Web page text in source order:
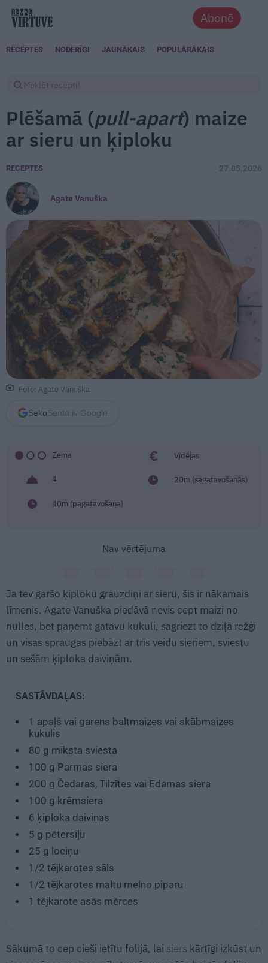
Abonē
RECEPTES NODERĪGI JAUNĀKAIS POPULĀRĀKAIS
Plēšamā (pull-apart) maize
ar sieru un ķiploku
RECEPTES 27.05.2026
Agate Vanuška
Foto: Agate Vanuška
Seko Santa.lv Google
Zema Vidējas
4 20m (sagatavošanās)
40m (pagatavošana)
Nav vērtējuma
Ja tev garšo ķiploku grauzdiņi ar sieru, šis ir nākamais
līmenis. Agate Vanuška piedāvā nevis cept maizi no
nulles, bet paņemt gatavu kukuli, sagriezt to dziļā režģī
un visas spraugas piebāzt ar trīs veidu sieriem, sviestu
un sešām ķiploka daiviņām.
SASTĀVDAĻAS:
1 apaļš vai garens baltmaizes vai skābmaizes
kukulis
80 g mīksta sviesta
100 g Parmas siera
200 g Čedaras, Tilzītes vai Edamas siera
100 g krēmsiera
6 ķiploka daiviņas
5 g pētersīļu
25 g lociņu
1/2 tējkarotes sāls
1/2 tējkarotes maltu melno piparu
1 tējkarote asās mērces
Sākumā to cep cieši ietītu folijā, lai siers kārtīgi izkūst un